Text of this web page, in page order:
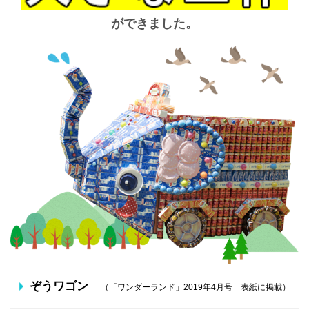
ができました。
ぞうワゴン （「ワンダーランド」2019年4月号 表紙に掲載）